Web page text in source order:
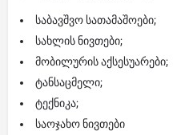
საბავშვო სათამაშოები;
სახლის ნივთები;
მობილურის აქსესუარები;
ტანსაცმელი;
ტექნიკა;
საოჯახო ნივთები